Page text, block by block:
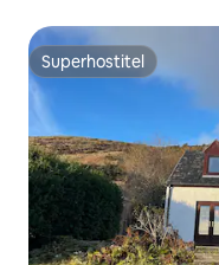
Superhostiteľ
Superhostiteľ